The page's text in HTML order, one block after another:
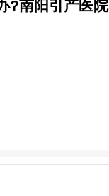
?南阳引产医院